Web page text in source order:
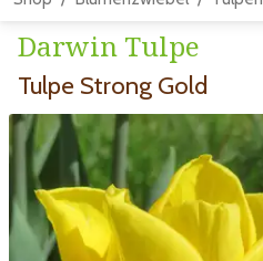
Darwin Tulpe
Tulpe Strong Gold